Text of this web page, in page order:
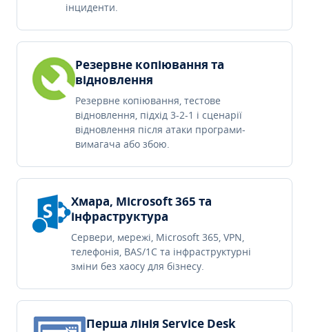
інциденти.
Резервне копіювання та
відновлення
Резервне копіювання, тестове
відновлення, підхід 3-2-1 і сценарії
відновлення після атаки програми-
вимагача або збою.
Хмара, Microsoft 365 та
інфраструктура
Сервери, мережі, Microsoft 365, VPN,
телефонія, BAS/1C та інфраструктурні
зміни без хаосу для бізнесу.
Перша лінія Service Desk